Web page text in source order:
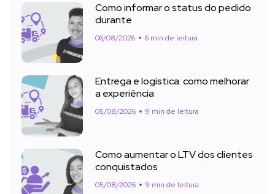
Como informar o status do pedido
durante
06/08/2026 6 min de leitura
Entrega e logística: como melhorar
a experiência
05/08/2026 9 min de leitura
Como aumentar o LTV dos clientes
conquistados
05/08/2026 9 min de leitura